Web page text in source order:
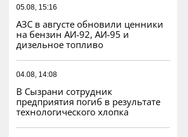
05.08, 15:16
АЗС в августе обновили ценники
на бензин АИ-92, АИ-95 и
дизельное топливо
04.08, 14:08
В Сызрани сотрудник
предприятия погиб в результате
технологического хлопка